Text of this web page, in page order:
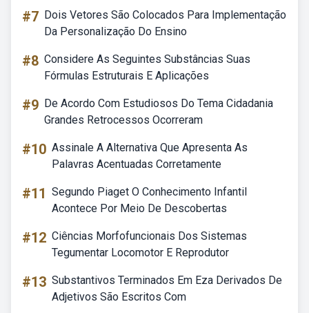
#7 Dois Vetores São Colocados Para Implementação
Da Personalização Do Ensino
#8 Considere As Seguintes Substâncias Suas
Fórmulas Estruturais E Aplicações
#9 De Acordo Com Estudiosos Do Tema Cidadania
Grandes Retrocessos Ocorreram
#10 Assinale A Alternativa Que Apresenta As
Palavras Acentuadas Corretamente
#11 Segundo Piaget O Conhecimento Infantil
Acontece Por Meio De Descobertas
#12 Ciências Morfofuncionais Dos Sistemas
Tegumentar Locomotor E Reprodutor
#13 Substantivos Terminados Em Eza Derivados De
Adjetivos São Escritos Com